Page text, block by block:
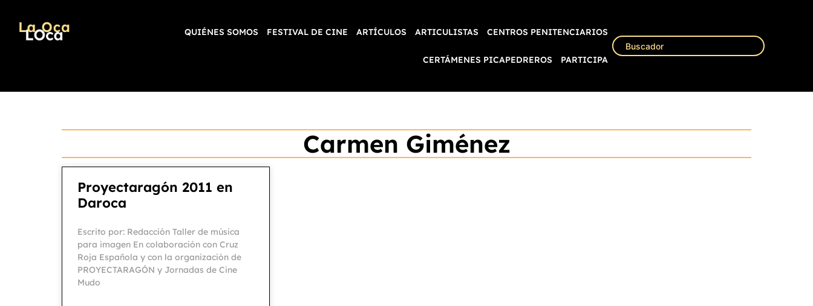
QUIÉNES SOMOS FESTIVAL DE CINE ARTÍCULOS ARTICULISTAS CENTROS PENITENCIARIOS
CERTÁMENES PICAPEDREROS PARTICIPA
Carmen Giménez
Proyectaragón 2011 en
Daroca
Escrito por: Redacción Taller de música
para imagen En colaboración con Cruz
Roja Española y con la organización de
PROYECTARAGÓN y Jornadas de Cine
Mudo